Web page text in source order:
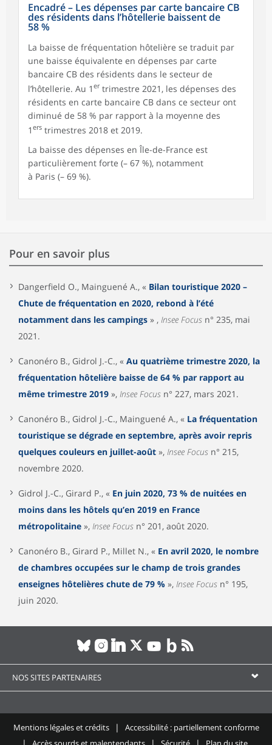
Encadré – Les dépenses par carte bancaire CB
des résidents dans l’hôtellerie baissent de
58 %
La baisse de fréquentation hôtelière se traduit par
une baisse équivalente en dépenses par carte
bancaire CB des résidents dans le secteur de
l’hôtellerie. Au 1 ertrimestre 2021, les dépenses des
résidents en carte bancaire CB dans ce secteur ont
diminué de 58 % par rapport à la moyenne des
1 ers trimestres 2018 et 2019.
La baisse des dépenses en Île-de-France est
particulièrement forte (– 67 %), notamment
à Paris (– 69 %).
Pour en savoir plus
Dangerfield O., Mainguené A., « Bilan touristique 2020 –
Chute de fréquentation en 2020, rebond à l’été
notamment dans les campings » , Insee Focus n° 235, mai
2021.
Canonéro B., Gidrol J.-C., « Au quatrième trimestre 2020, la
fréquentation hôtelière baisse de 64 % par rapport au
même trimestre 2019 », Insee Focus n° 227, mars 2021.
Canonéro B., Gidrol J.-C., Mainguené A., « La fréquentation
touristique se dégrade en septembre, après avoir repris
quelques couleurs en juillet-août », Insee Focus n° 215,
novembre 2020.
Gidrol J.-C., Girard P., « En juin 2020, 73 % de nuitées en
moins dans les hôtels qu’en 2019 en France
métropolitaine », Insee Focus n° 201, août 2020.
Canonéro B., Girard P., Millet N., « En avril 2020, le nombre
de chambres occupées sur le champ de trois grandes
enseignes hôtelières chute de 79 % », Insee Focus n° 195,
juin 2020.
NOS SITES PARTENAIRES
Mentions légales et crédits
Accessibilité : partiellement conforme